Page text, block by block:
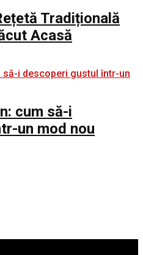
Tradițională
Acasă
cum să-i
un mod nou